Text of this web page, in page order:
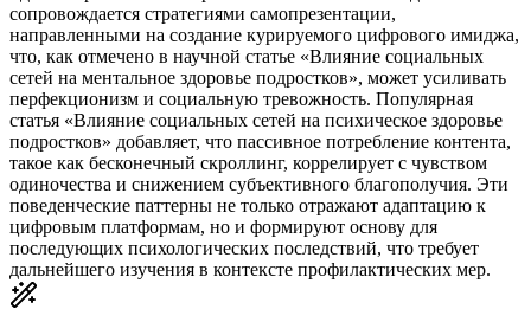
сопровождается стратегиями самопрезентации,
направленными на создание курируемого цифрового имиджа,
что, как отмечено в научной статье «Влияние социальных
сетей на ментальное здоровье подростков», может усиливать
перфекционизм и социальную тревожность. Популярная
статья «Влияние социальных сетей на психическое здоровье
подростков» добавляет, что пассивное потребление контента,
такое как бесконечный скроллинг, коррелирует с чувством
одиночества и снижением субъективного благополучия. Эти
поведенческие паттерны не только отражают адаптацию к
цифровым платформам, но и формируют основу для
последующих психологических последствий, что требует
дальнейшего изучения в контексте профилактических мер.